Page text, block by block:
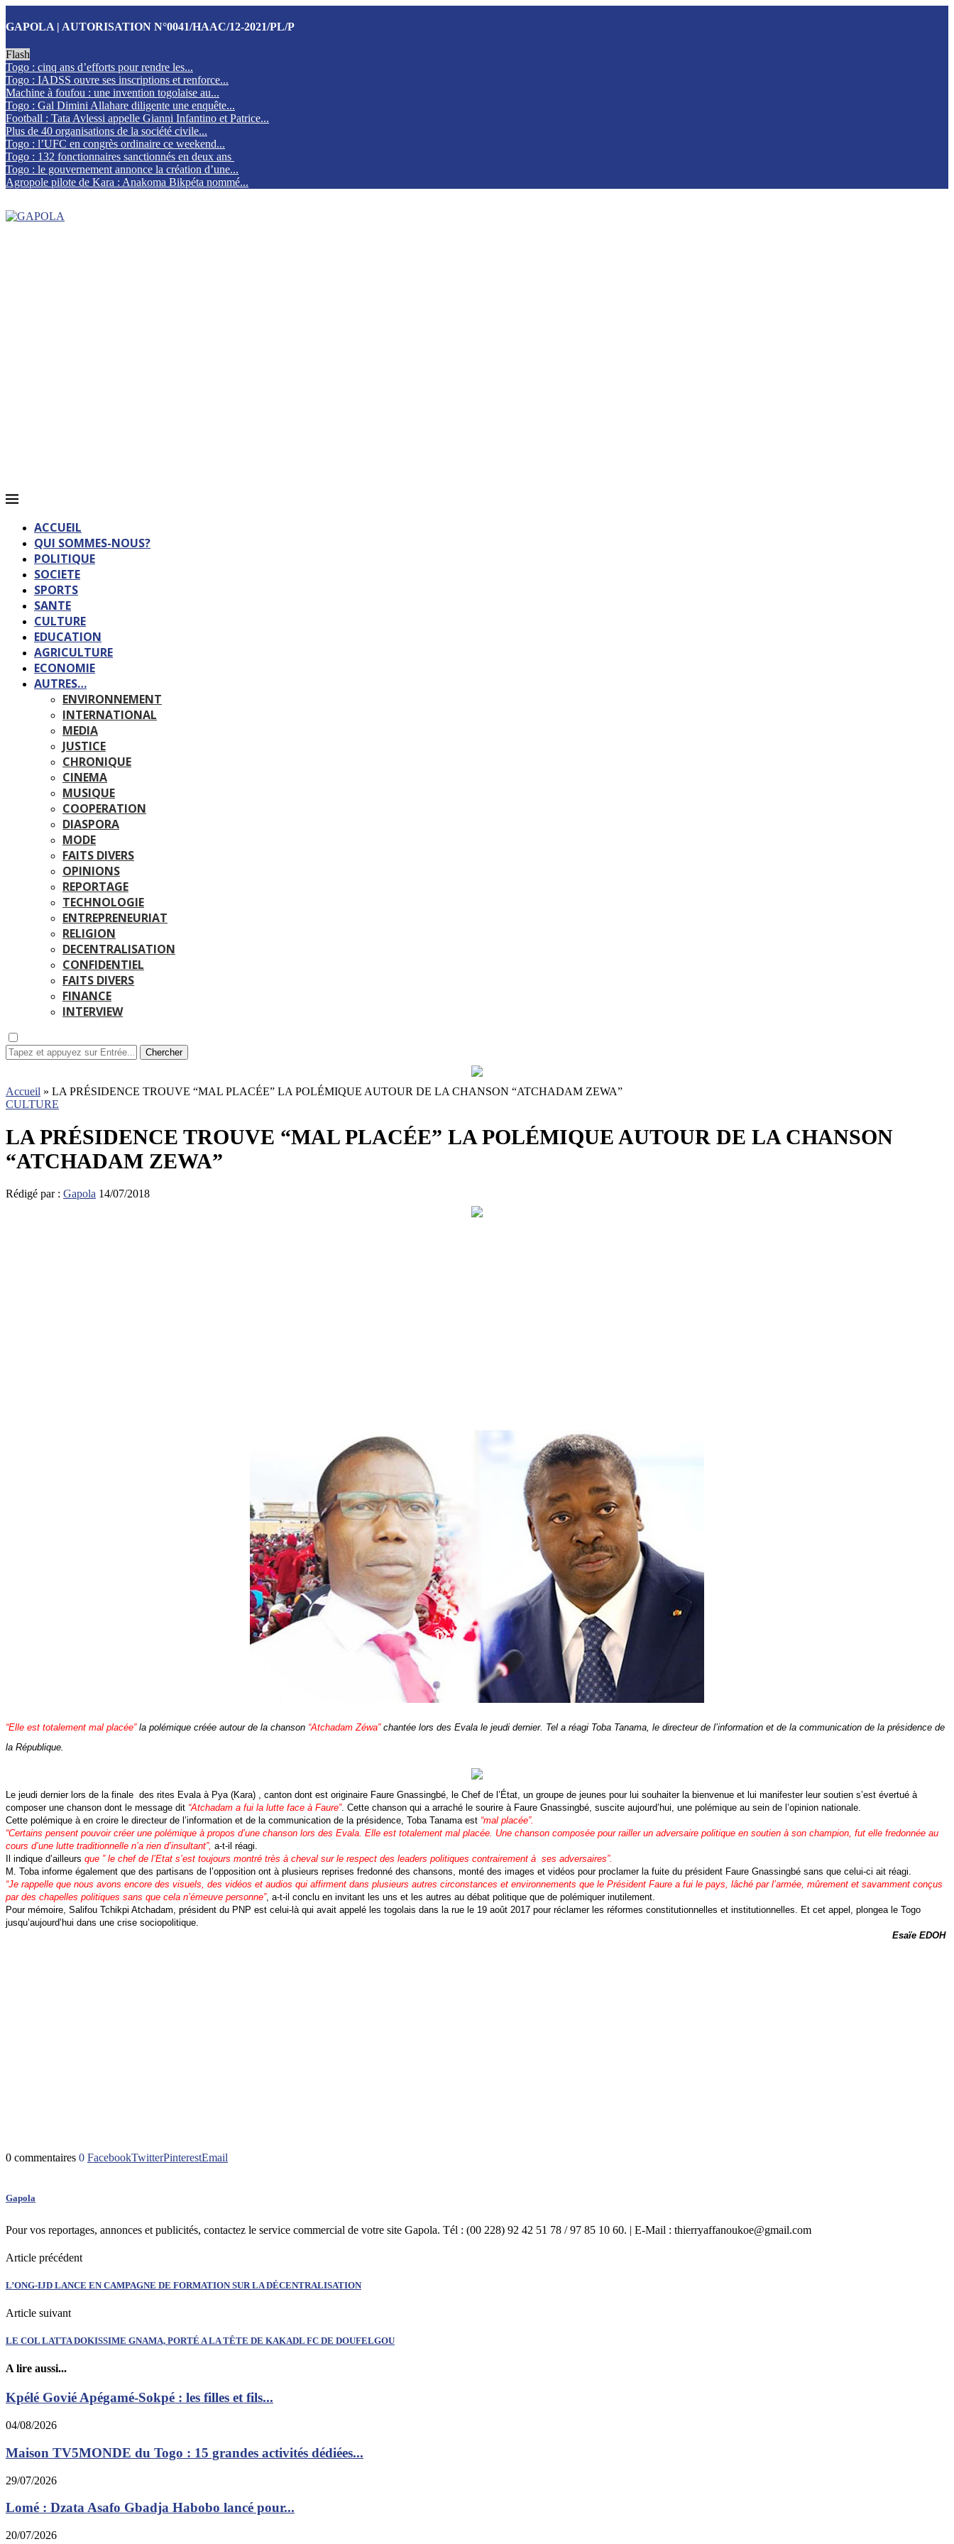
GAPOLA | AUTORISATION N°0041/HAAC/12-2021/PL/P
Flash
Togo : cinq ans d’efforts pour rendre les...
Togo : IADSS ouvre ses inscriptions et renforce...
Machine à foufou : une invention togolaise au...
Togo : Gal Dimini Allahare diligente une enquête...
Football : Tata Avlessi appelle Gianni Infantino et Patrice...
Plus de 40 organisations de la société civile...
Togo : l’UFC en congrès ordinaire ce weekend...
Togo : 132 fonctionnaires sanctionnés en deux ans
Togo : le gouvernement annonce la création d’une...
Agropole pilote de Kara : Anakoma Bikpéta nommé...
ACCUEIL
QUI SOMMES-NOUS?
POLITIQUE
SOCIETE
SPORTS
SANTE
CULTURE
EDUCATION
AGRICULTURE
ECONOMIE
AUTRES…
ENVIRONNEMENT
INTERNATIONAL
MEDIA
JUSTICE
CHRONIQUE
CINEMA
MUSIQUE
COOPERATION
DIASPORA
MODE
FAITS DIVERS
OPINIONS
REPORTAGE
TECHNOLOGIE
ENTREPRENEURIAT
RELIGION
DECENTRALISATION
CONFIDENTIEL
FAITS DIVERS
FINANCE
INTERVIEW
Chercher
Accueil » LA PRÉSIDENCE TROUVE “MAL PLACÉE” LA POLÉMIQUE AUTOUR DE LA CHANSON “ATCHADAM ZEWA”
CULTURE
LA PRÉSIDENCE TROUVE “MAL PLACÉE” LA POLÉMIQUE AUTOUR DE LA CHANSON
“ATCHADAM ZEWA”
Rédigé par : Gapola 14/07/2018
“Elle est totalement mal placée” la polémique créée autour de la chanson “Atchadam Zéwa” chantée lors des Evala le jeudi dernier. Tel a réagi Toba Tanama, le directeur de l’information et de la communication de la présidence de
la République.
Le jeudi dernier lors de la finale des rites Evala à Pya (Kara) , canton dont est originaire Faure Gnassingbé, le Chef de l’État, un groupe de jeunes pour lui souhaiter la bienvenue et lui manifester leur soutien s’est évertué à
composer une chanson dont le message dit “Atchadam a fui la lutte face à Faure”. Cette chanson qui a arraché le sourire à Faure Gnassingbé, suscite aujourd’hui, une polémique au sein de l’opinion nationale.
Cette polémique à en croire le directeur de l’information et de la communication de la présidence, Toba Tanama est “mal placée”.
“Certains pensent pouvoir créer une polémique à propos d’une chanson lors des Evala. Elle est totalement mal placée. Une chanson composée pour railler un adversaire politique en soutien à son champion, fut elle fredonnée au
cours d’une lutte traditionnelle n’a rien d’insultant”, a-t-il réagi.
Il indique d’ailleurs que ” le chef de l’Etat s’est toujours montré très à cheval sur le respect des leaders politiques contrairement à ses adversaires”.
M. Toba informe également que des partisans de l’opposition ont à plusieurs reprises fredonné des chansons, monté des images et vidéos pour proclamer la fuite du président Faure Gnassingbé sans que celui-ci ait réagi.
“Je rappelle que nous avons encore des visuels, des vidéos et audios qui affirment dans plusieurs autres circonstances et environnements que le Président Faure a fui le pays, lâché par l’armée, mûrement et savamment conçus
par des chapelles politiques sans que cela n’émeuve personne”, a-t-il conclu en invitant les uns et les autres au débat politique que de polémiquer inutilement.
Pour mémoire, Salifou Tchikpi Atchadam, président du PNP est celui-là qui avait appelé les togolais dans la rue le 19 août 2017 pour réclamer les réformes constitutionnelles et institutionnelles. Et cet appel, plongea le Togo
jusqu’aujourd’hui dans une crise sociopolitique.
Esaïe EDOH
0 commentaires 0 FacebookTwitterPinterestEmail
Gapola
Pour vos reportages, annonces et publicités, contactez le service commercial de votre site Gapola. Tél : (00 228) 92 42 51 78 / 97 85 10 60. | E-Mail : thierryaffanoukoe@gmail.com
Article précédent
L’ONG-IJD LANCE EN CAMPAGNE DE FORMATION SUR LA DÉCENTRALISATION
Article suivant
LE COL LATTA DOKISSIME GNAMA, PORTÉ A LA TÊTE DE KAKADL FC DE DOUFELGOU
A lire aussi...
Kpélé Govié Apégamé-Sokpé : les filles et fils...
04/08/2026
Maison TV5MONDE du Togo : 15 grandes activités dédiées...
29/07/2026
Lomé : Dzata Asafo Gbadja Habobo lancé pour...
20/07/2026